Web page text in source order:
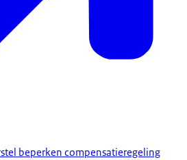
beperken compensatieregeling